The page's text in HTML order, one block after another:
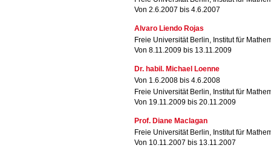
Von 2.6.2007 bis 4.6.2007
Alvaro Liendo Rojas
Freie Universität Berlin, Institut für
Von 8.11.2009 bis 13.11.2009
Dr. habil. Michael Loenne
Von 1.6.2008 bis 4.6.2008
Freie Universität Berlin, Institut für
Von 19.11.2009 bis 20.11.2009
Prof. Diane Maclagan
Freie Universität Berlin, Institut für
Von 10.11.2007 bis 13.11.2007